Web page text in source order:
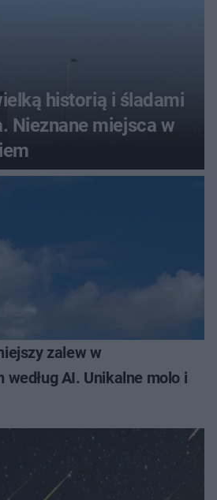
historią i śladami
Nieznane miejsca w
zalew w
AI. Unikalne molo i